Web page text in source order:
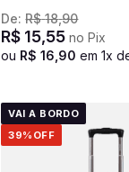
De:R$ 18,90
R$ 15,55 no Pix
ou R$ 16 90 em1x
VAI A BORDO
39% OFF